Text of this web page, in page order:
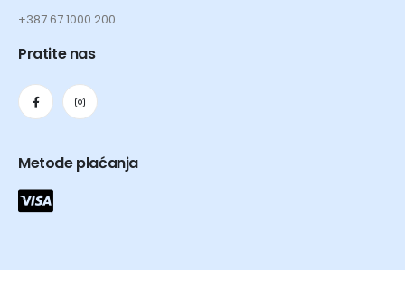
+387 67 1000 200
Pratite nas
Metode plaćanja